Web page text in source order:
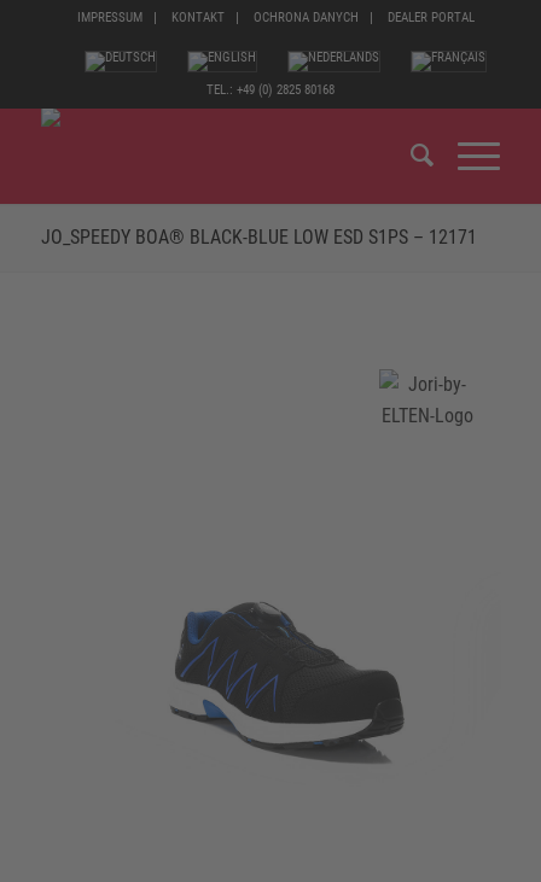
IMPRESSUM KONTAKT OCHRONA DANYCH DEALER PORTAL
TEL.: +49 (0) 2825 80168
JO_SPEEDY BOA® BLACK-BLUE LOW ESD S1PS – 12171